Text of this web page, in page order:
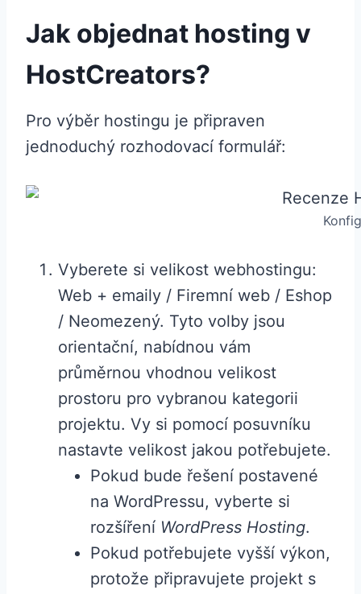
Jak objednat hosting v
HostCreators?
Pro výběr hostingu je připraven
jednoduchý rozhodovací formulář:
Vyberete si velikost webhostingu:
Web + emaily / Firemní web / Eshop
/ Neomezený. Tyto volby jsou
orientační, nabídnou vám
průměrnou vhodnou velikost
prostoru pro vybranou kategorii
projektu. Vy si pomocí posuvníku
nastavte velikost jakou potřebujete.
Pokud bude řešení postavené
na WordPressu, vyberte si
rozšíření WordPress Hosting.
Pokud potřebujete vyšší výkon,
protože připravujete projekt s